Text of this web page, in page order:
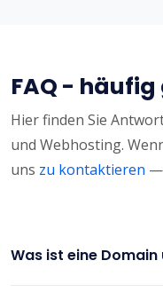
FAQ -
Hier finden Sie
und Webhosting.
uns zu kontaktieren —
Was ist eine